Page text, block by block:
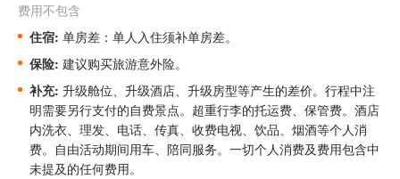
费用不包含
住宿: 单房差：单人入住须补单房差。
保险: 建议购买旅游意外险。
补充: 升级舱位、升级酒店、升级房型等产生的差价。 行程中注
明需要另行支付的自费景点。 超重行李的托运费、保管费。酒店
内洗衣、理发、电话、传真、收费电视、饮品、烟酒等个人消
费。自由活动期间用车、陪同服务。一切个人消费及费用包含中
未提及的任何费用。